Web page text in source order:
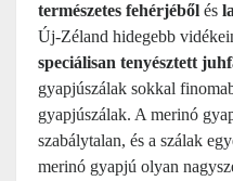
természetes fehérjéből és
Új-Zéland hidegebb
speciálisan tenyésztett
gyapjúszálak sokkal
gyapjúszálak. A merinó
szabálytalan, és a szálak
merinó gyapjú olyan